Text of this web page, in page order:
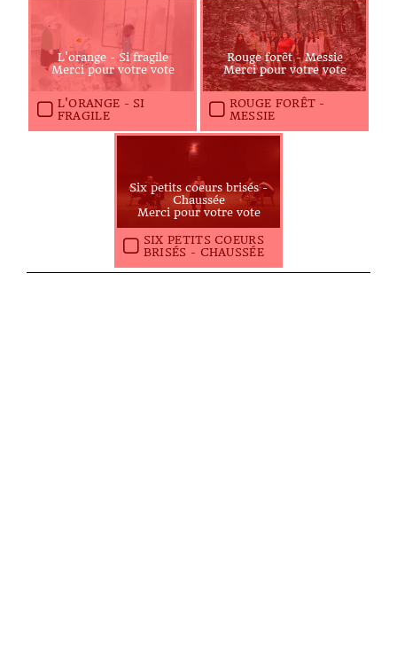
L'ORANGE - SI
FRAGILE
L'orange - Si fragile
Merci pour votre vote
ROUGE FORÊT -
MESSIE
Rouge forêt - Messie
Merci pour votre vote
SIX PETITS COEURS
BRISÉS - CHAUSSÉE
Six petits coeurs brisés -
Chaussée
Merci pour votre vote